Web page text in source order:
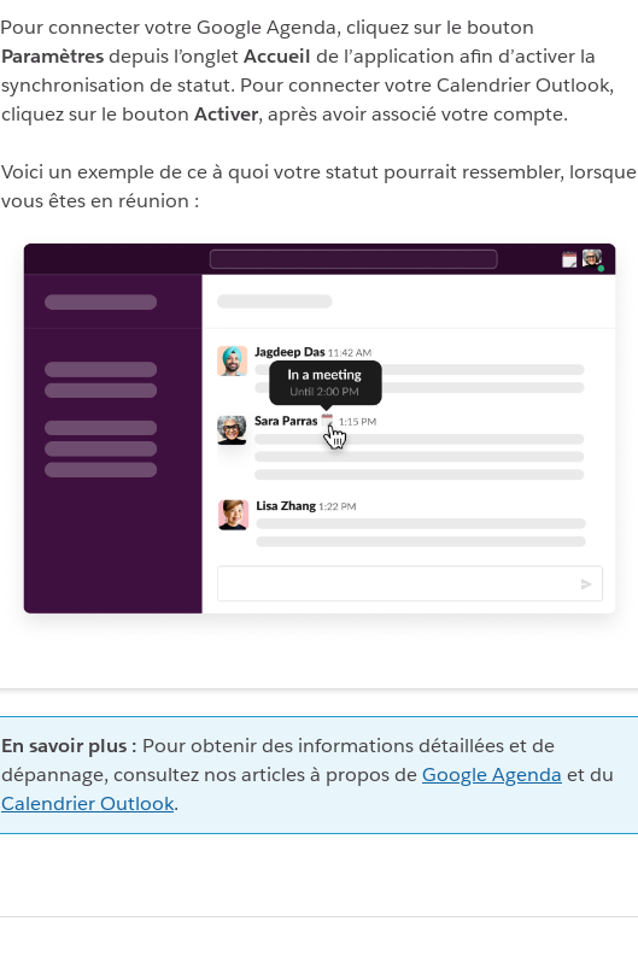
Pour connecter votre Google Agenda, cliquez sur le bouton
Paramètresdepuis l’ongletAccueil de l’application afin d’activer la
synchronisation de statut. Pour connecter votre Calendrier Outlook,
cliquez sur le bouton Activer, après avoir associé votre compte.
Voici un exemple de ce à quoi votre statut pourrait ressembler, lorsque
vous êtes en réunion :
En savoir plus : Pour obtenir des informations détaillées et de
dépannage, consultez nos articles à propos deGoogle Agenda et du
Calendrier Outlook.